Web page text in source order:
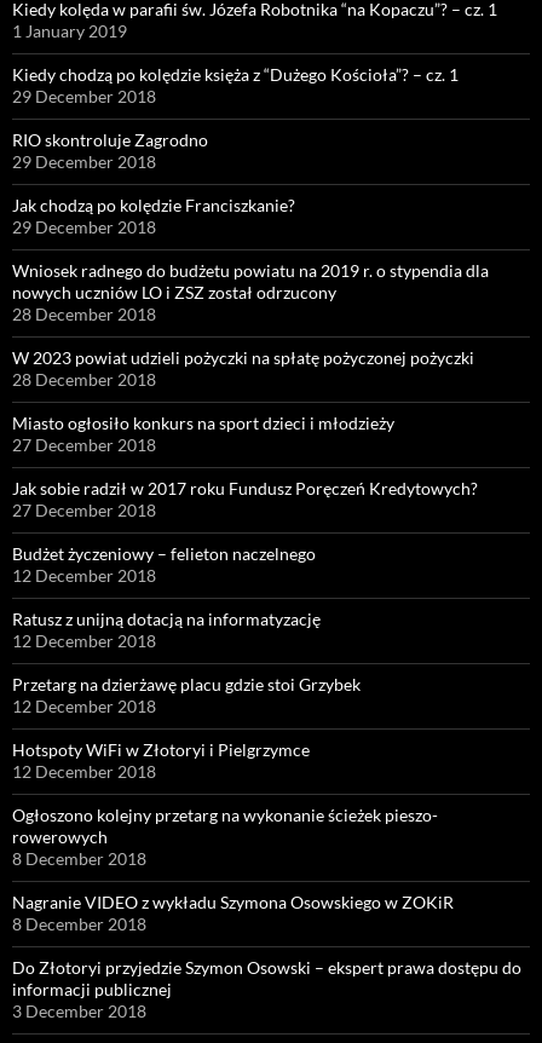
Kiedy kolęda w parafii św. Józefa Robotnika “na Kopaczu”? – cz. 1
1 January 2019
Kiedy chodzą po kolędzie księża z “Dużego Kościoła”? – cz. 1
29 December 2018
RIO skontroluje Zagrodno
29 December 2018
Jak chodzą po kolędzie Franciszkanie?
29 December 2018
Wniosek radnego do budżetu powiatu na 2019 r. o stypendia dla
nowych uczniów LO i ZSZ został odrzucony
28 December 2018
W 2023 powiat udzieli pożyczki na spłatę pożyczonej pożyczki
28 December 2018
Miasto ogłosiło konkurs na sport dzieci i młodzieży
27 December 2018
Jak sobie radził w 2017 roku Fundusz Poręczeń Kredytowych?
27 December 2018
Budżet życzeniowy – felieton naczelnego
12 December 2018
Ratusz z unijną dotacją na informatyzację
12 December 2018
Przetarg na dzierżawę placu gdzie stoi Grzybek
12 December 2018
Hotspoty WiFi w Złotoryi i Pielgrzymce
12 December 2018
Ogłoszono kolejny przetarg na wykonanie ścieżek pieszo-
rowerowych
8 December 2018
Nagranie VIDEO z wykładu Szymona Osowskiego w ZOKiR
8 December 2018
Do Złotoryi przyjedzie Szymon Osowski – ekspert prawa dostępu do
informacji publicznej
3 December 2018